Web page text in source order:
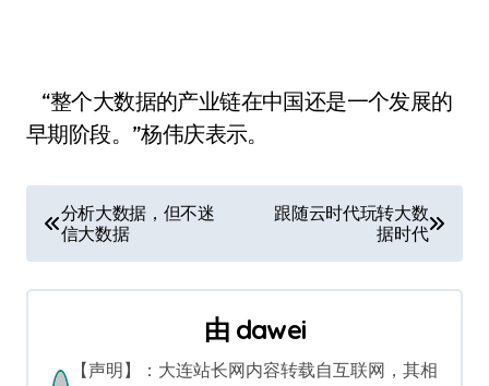
“整个大数据的产业链在中国还是一个发展的
早期阶段。”杨伟庆表示。
文
章
导
分析大数据，但不迷
信大数据
跟随云时代玩转大数
据时代
由 dawei
【声明】：大连站长网内容转载自互联网，其相